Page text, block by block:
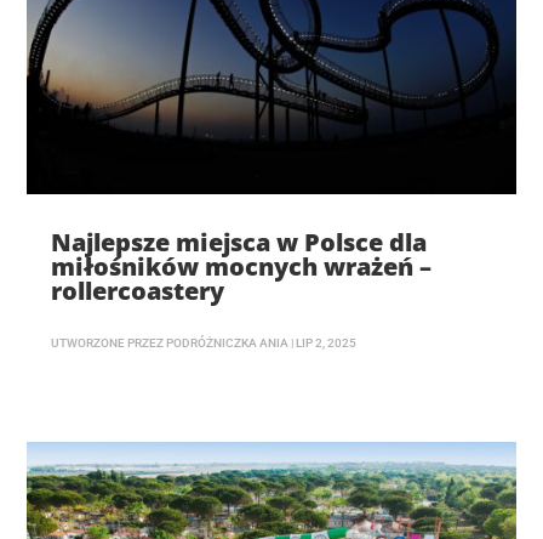
Najlepsze miejsca w Polsce dla
miłośników mocnych wrażeń –
rollercoastery
UTWORZONE PRZEZ PODRÓŻNICZKA ANIA | LIP 2, 2025